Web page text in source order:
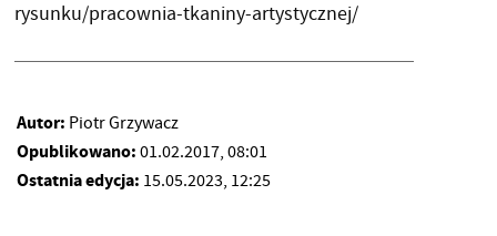
rysunku/pracownia-tkaniny-artystycznej/
Autor: Piotr Grzywacz
Opublikowano: 01.02.2017, 08:01
Ostatnia edycja: 15.05.2023, 12:25